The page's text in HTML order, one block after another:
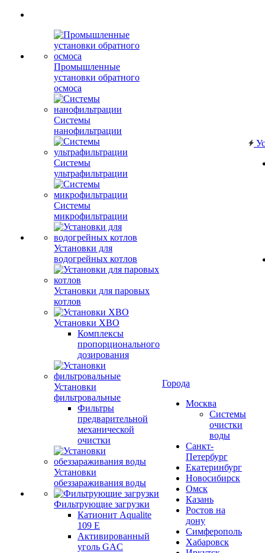
Промышленные
установки обратного
осмоса
Системы
нанофильтрации
Системы
ультрафильтрации
Системы
микрофильтрации
Установки для
водогрейных котлов
Установки для паровых
котлов
Установки ХВО
Комплексы
пропорционального
дозирования
Установки
фильтровальные
Фильтры
предварительной
механической
очистки
Установки
обеззараживания воды
Фильтрующие загрузки
Катионит Aqualite
109 E
Активированный
уголь GAC
Города
Москва
Системы
очистки
воды
Санкт-
Петербург
Екатеринбург
Новосибирск
Омск
Казань
Ростов на
дону
Симферополь
Хабаровск